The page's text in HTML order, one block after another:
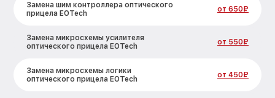
Замена шим контроллера оптического
прицела EOTech
от 650₽
Замена микросхемы усилителя
оптического прицела EOTech
от 550₽
Замена микросхемы логики
оптического прицела EOTech
от 450₽